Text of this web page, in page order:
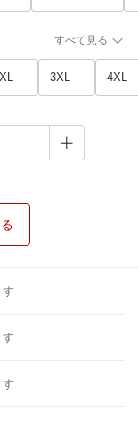
すべて見る
3XL 4XL